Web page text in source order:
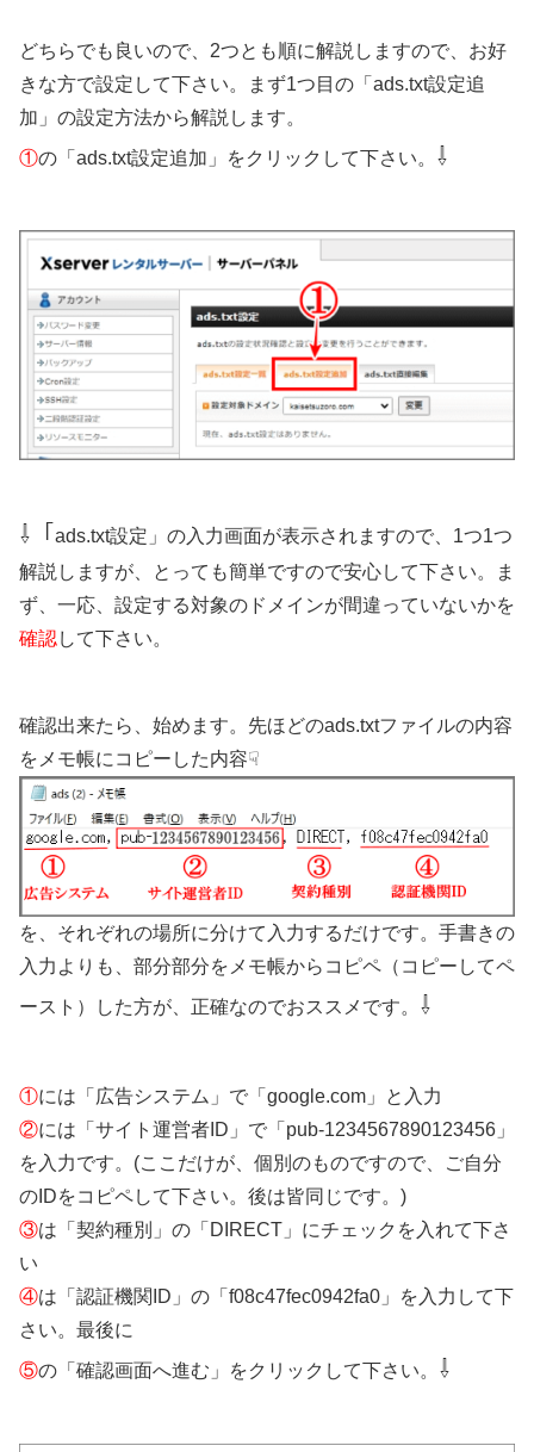
どちらでも良いので、2つとも順に解説しますので、お好
きな方で設定して下さい。まず1つ目の「ads.txt設定追
加」の設定方法から解説します。
①の「ads.txt設定追加」をクリックして下さい。 ⇩
⇩「 ads.txt設定」の入力画面が表示されますので、1つ1つ
解説しますが、とっても簡単ですので安心して下さい。ま
ず、一応、設定する対象のドメインが間違っていないかを
確認して下さい。
確認出来たら、始めます。先ほどのads.txtファイルの内容
をメモ帳にコピーした内容☟
を、それぞれの場所に分けて入力するだけです。手書きの
入力よりも、部分部分をメモ帳からコピペ（コピーしてペ
ースト）した方が、正確なのでおススメです。 ⇩
①には「広告システム」で「google.com」と入力
②には「サイト運営者ID」で「pub-1234567890123456」
を入力です。(ここだけが、個別のものですので、ご自分
のIDをコピペして下さい。後は皆同じです。)
③は「契約種別」の「DIRECT」にチェックを入れて下さ
い
④は「認証機関ID」の「f08c47fec0942fa0」を入力して下
さい。最後に
⑤の「確認画面へ進む」をクリックして下さい。 ⇩